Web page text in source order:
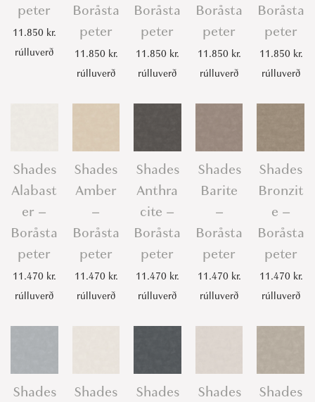
peter
11.850 kr.
rúlluverð
Boråsta
peter
11.850 kr.
rúlluverð
Boråsta
peter
11.850 kr.
rúlluverð
Boråsta
peter
11.850 kr.
rúlluverð
Boråsta
peter
11.850 kr.
rúlluverð
Shades
Alabast
er –
Boråsta
peter
11.470 kr.
rúlluverð
Shades
Amber
–
Boråsta
peter
11.470 kr.
rúlluverð
Shades
Anthra
cite –
Boråsta
peter
11.470 kr.
rúlluverð
Shades
Barite
–
Boråsta
peter
11.470 kr.
rúlluverð
Shades
Bronzit
e –
Boråsta
peter
11.470 kr.
rúlluverð
Shades
Shades
Shades
Shades
Shades